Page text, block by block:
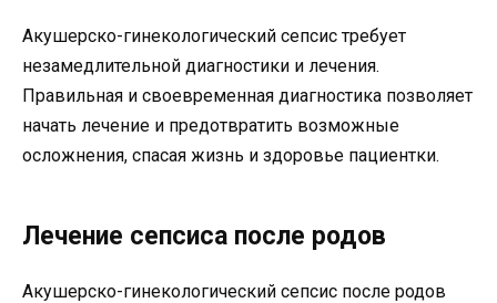
Акушерско-гинекологический сепсис требует
незамедлительной диагностики и лечения.
Правильная и своевременная диагностика позволяет
начать лечение и предотвратить возможные
осложнения, спасая жизнь и здоровье пациентки.
Лечение сепсиса после родов
Акушерско-гинекологический сепсис после родов